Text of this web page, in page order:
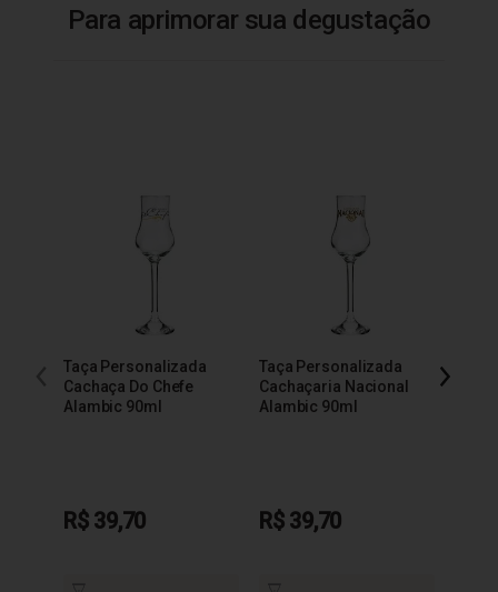
Para aprimorar sua degustação
Taça Personalizada
Cachaça Do Chefe
Alambic 90ml
R$ 39,70
Taça Personalizada
Cachaçaria Nacional
Alambic 90ml
R$ 39,70